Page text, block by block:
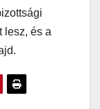
lesz, és a